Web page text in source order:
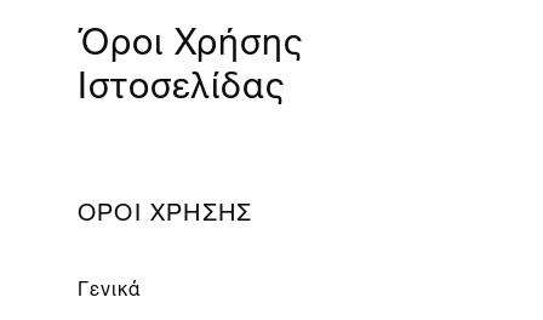
Όροι Χρήσης
Ιστοσελίδας
ΟΡΟΙ ΧΡΗΣΗΣ
Γενικά